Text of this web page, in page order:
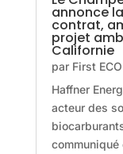
annonce
contrat,
projet
Californie
par First ECO
Haffner
acteur des
communiqué